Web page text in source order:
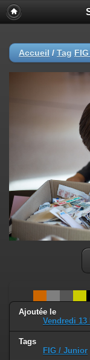
Accueil / Tag
Ajoutée le
Vendredi 13
Tags
FIG / Junior